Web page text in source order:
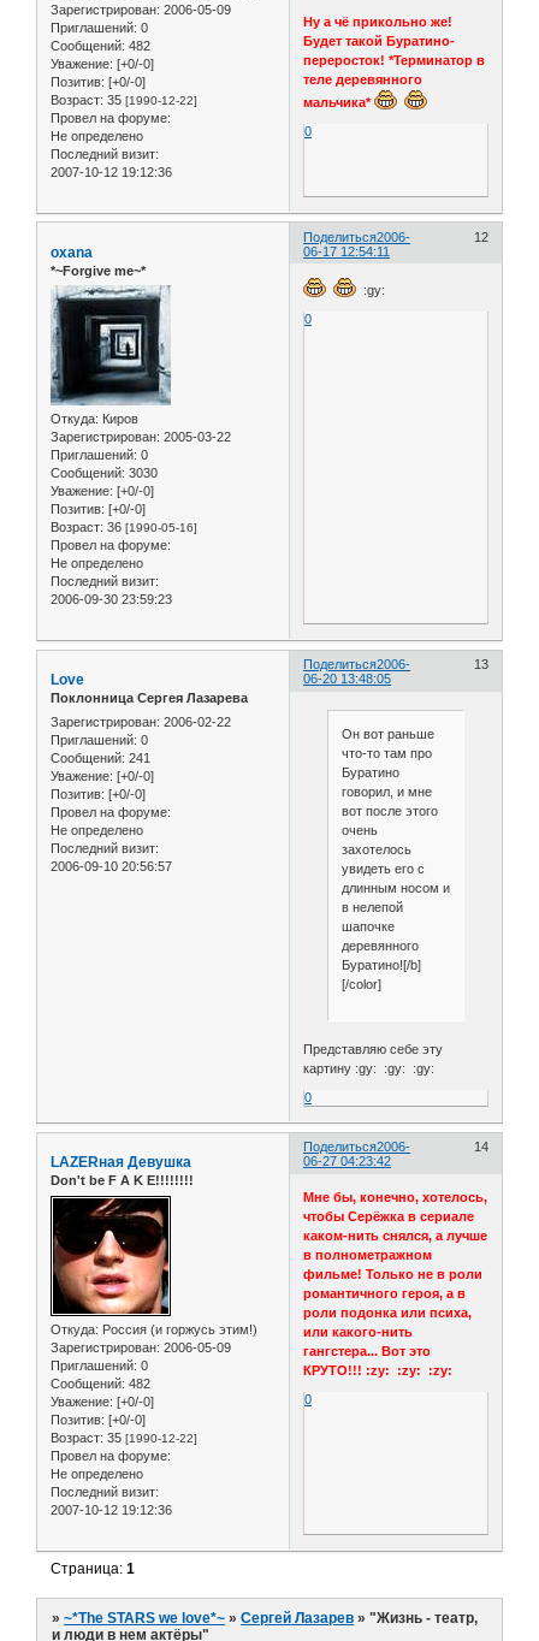
Зарегистрирован: 2006-05-09
Приглашений: 0
Сообщений: 482
Уважение: [+0/-0]
Позитив: [+0/-0]
Возраст: 35 [1990-12-22]
Провел на форуме:
Не определено
Последний визит:
2007-10-12 19:12:36
Ну а чё прикольно же!
Будет такой Буратино-
переросток! *Терминатор в
теле деревянного
мальчика*
0
Поделиться 12
2006-
06-17 12:54:11
oxana
*~Forgive me~*
Откуда: Киров
Зарегистрирован: 2005-03-22
Приглашений: 0
Сообщений: 3030
Уважение: [+0/-0]
Позитив: [+0/-0]
Возраст: 36 [1990-05-16]
Провел на форуме:
Не определено
Последний визит:
2006-09-30 23:59:23
:gy:
0
Поделиться 13
2006-
06-20 13:48:05
Love
Поклонница Сергея Лазарева
Зарегистрирован: 2006-02-22
Приглашений: 0
Сообщений: 241
Уважение: [+0/-0]
Позитив: [+0/-0]
Провел на форуме:
Не определено
Последний визит:
2006-09-10 20:56:57
Он вот раньше
что-то там про
Буратино
говорил, и мне
вот после этого
очень
захотелось
увидеть его с
длинным носом и
в нелепой
шапочке
деревянного
Буратино![/b]
[/color]
Представляю себе эту
картину :gy: :gy: :gy:
0
Поделиться 14
2006-
06-27 04:23:42
LAZERная Девушка
Don't be F A K E!!!!!!!!
Откуда: Россия (и горжусь этим!)
Зарегистрирован: 2006-05-09
Приглашений: 0
Сообщений: 482
Уважение: [+0/-0]
Позитив: [+0/-0]
Возраст: 35 [1990-12-22]
Провел на форуме:
Не определено
Последний визит:
2007-10-12 19:12:36
Мне бы, конечно, хотелось,
чтобы Серёжка в сериале
каком-нить снялся, а лучше
в полнометражном
фильме! Только не в роли
романтичного героя, а в
роли подонка или психа,
или какого-нить
гангстера... Вот это
КРУТО!!! :zy: :zy: :zy:
0
Страница:1
»~*The STARS we love*~ »Сергей Лазарев »"Жизнь - театр,
и люди в нем актёры"